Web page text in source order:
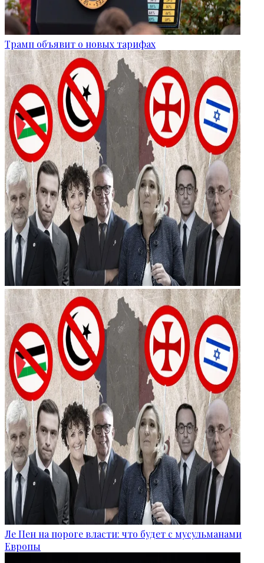
Трамп объявит о новых тарифах
Ле Пен на пороге власти: что будет с мусульманами
Европы